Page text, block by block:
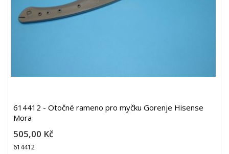
614412 - Otočné rameno pro myčku Gorenje Hisense
Mora
505,00 Kč
614412